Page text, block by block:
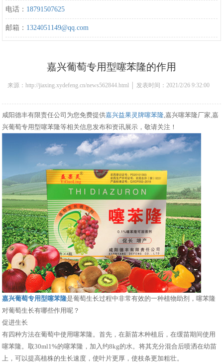
电话： 18791507625
邮箱： 1324051149@qq.com
嘉兴葡萄专用型噻苯隆的作用
来源：http://jiaxing.xydefeng.cn/news562844.html │ 发表时间：2021/2/26 9:32:00
咸阳德丰有限责任公司为您免费提供嘉兴益果灵牌噻苯隆,嘉兴噻苯隆厂家,嘉
兴葡萄专用型噻苯隆等相关信息发布和资讯展示，敬请关注！
嘉兴葡萄专用型噻苯隆是葡萄生长过程中非常有效的一种植物助剂，噻苯隆
对葡萄生长有哪些作用呢？
促进生长
有四种方法在葡萄中使用噻苯隆。首先，在新苗木种植后，在缓苗期间使用
噻苯隆。取30ml1%的噻苯隆，加入约8kg的水。将其充分混合后喷洒在幼苗
上，可以提高植株的生长速度，使叶片更厚，使枝条更加粗壮。